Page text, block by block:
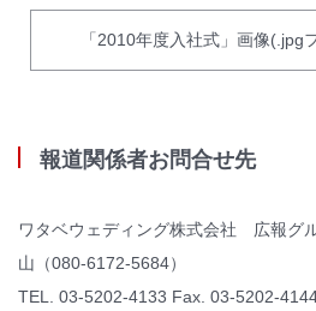
「2010年度入社式」画像(.jpg
報道関係者お問合せ先
ワタベウェディング株式会社 広報グ
山（080-6172-5684）
TEL. 03-5202-4133 Fax. 03-5202-